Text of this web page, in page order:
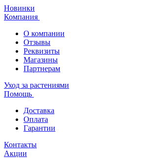
Новинки
Компания
О компании
Отзывы
Реквизиты
Магазины
Партнерам
Уход за растениями
Помощь
Доставка
Оплата
Гарантии
Контакты
Акции